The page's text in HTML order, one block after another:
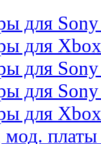
для
для
для
для
для
мод.